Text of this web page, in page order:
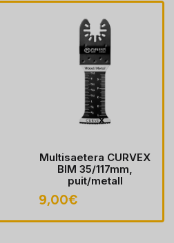
Multisaetera CURVEX
BIM 35/117mm,
puit/metall
9,00€